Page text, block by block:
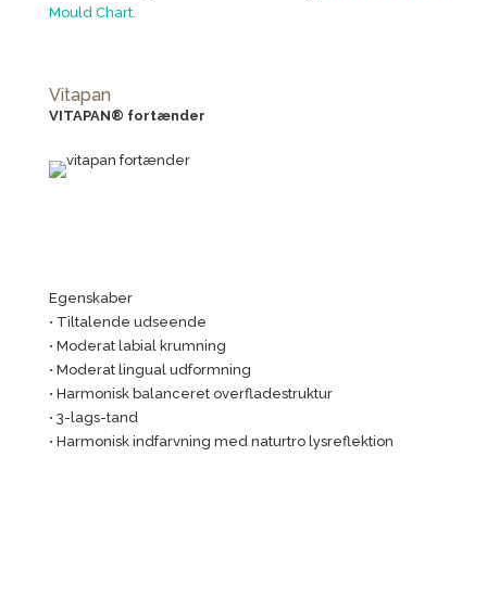
Mould Chart.
Vitapan
VITAPAN® fortænder
Egenskaber
• Tiltalende udseende
• Moderat labial krumning
• Moderat lingual udformning
• Harmonisk balanceret overfladestruktur
• 3-lags-tand
• Harmonisk indfarvning med naturtro lysreflektion